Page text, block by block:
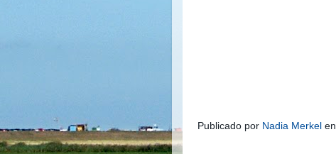
Publicado por Nadia Merkel en